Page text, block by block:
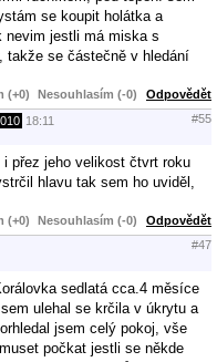
se koupit holátka a
nevim jestli má miska s
takže se částečně v hledání
(+0) Nesouhlasím (-0) Odpovědět
18:11 #55
přez jeho velikost čtvrt roku
hlavu tak sem ho uviděl,
(+0) Nesouhlasím (-0) Odpovědět
#47
sedlatá cca.4 měsíce
ulehal se krčila v úkrytu a
jsem celý pokoj, vše
počkat jestli se někde